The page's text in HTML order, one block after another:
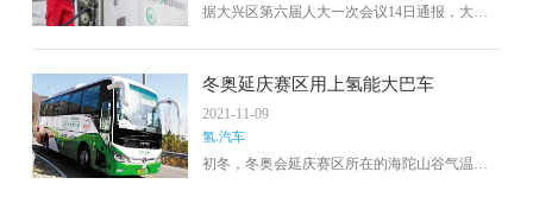
据大兴区第六届人大一次会议14日通报，大兴
用，占地面积5.4万平方米。
冬奥延庆赛区用上氢能大巴车
2021-11-09
氢.汽车
初冬，冬奥会延庆赛区所在的海陀山谷气温骤